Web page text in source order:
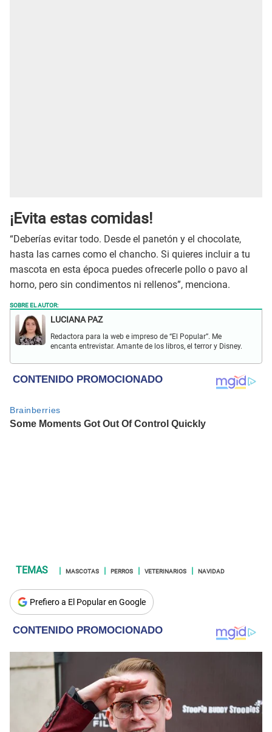
¡Evita estas comidas!
“Deberías evitar todo. Desde el panetón y el chocolate,
hasta las carnes como el chancho. Si quieres incluir a tu
mascota en esta época puedes ofrecerle pollo o pavo al
horno, pero sin condimentos ni rellenos”, menciona.
SOBRE EL AUTOR:
LUCIANA PAZ
Redactora para la web e impreso de “El Popular”. Me
encanta entrevistar. Amante de los libros, el terror y Disney.
MASCOTAS PERROS VETERINARIOS NAVIDAD
Prefiero a El Popular en Google